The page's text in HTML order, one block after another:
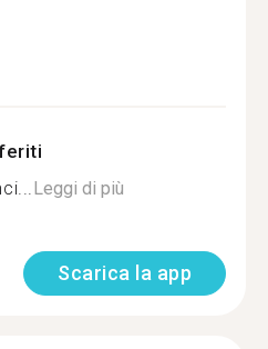
Leggi di più
Scarica la app